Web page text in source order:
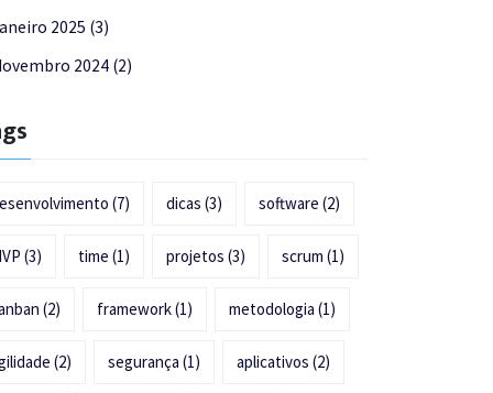
2025 (3)
2024 (2)
(7) dicas (3) software (2)
(3) time (1) projetos (3) scrum (1)
(2) framework(1) metodologia (1)
(2) segurança (1) aplicativos (2)